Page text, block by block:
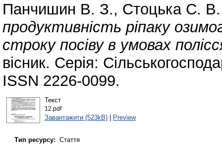
Панчишин В. З., Стоцька С. В.
продуктивність ріпаку
строку посіву в умовах
вісник. Серія:
ISSN 2226-0099.
Текст
12.pdf
Завантажити (523kB)| Preview
Тип ресурсу: Стаття